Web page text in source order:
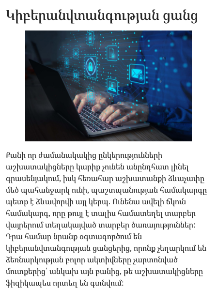
Կիբերանվտանգության ցանց
Քանի որ ժամանակակից ընկերությունների
աշխատակիցները կարիք չունեն անընդհատ լինել
գրասենյակում, իսկ հեռահար աշխատանքի ձևաչափը
մեծ պահանջարկ ունի, պաշտպանության համակարգը
պետք է ձևավորվի այլ կերպ. Ունենա ավելի ճկուն
համակարգ, որը թույլ է տալիս համատեղել տարբեր
վայրերում տեղակայված տարբեր ծառայություններ:
Դրա համար նրանք օգտագործում են
կիբերանվտանգության ցանցերից, որոնք չեղարկում են
ձեռնարկության բոլոր ակտիվները չարտոնված
մուտքերից՝ անկախ այն բանից, թե աշխատակիցները
ֆիզիկապես որտեղ են գտնվում: